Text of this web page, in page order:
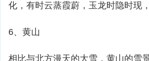
化，有时云蒸霞蔚，玉龙时隐时现
6、黄山
相比与北方漫天的大雪，黄山的雪